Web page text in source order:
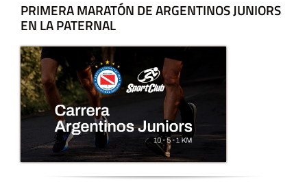
PRIMERA MARATÓN DE ARGENTINOS JUNIORS
EN LA PATERNAL